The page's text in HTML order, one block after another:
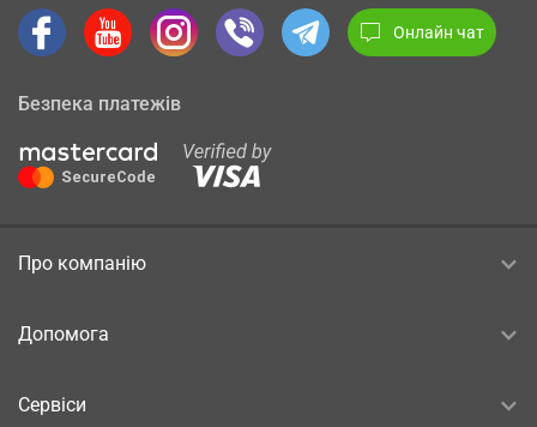
Онлайн чат
Безпека платежів
Про компанію
Допомога
Сервіси